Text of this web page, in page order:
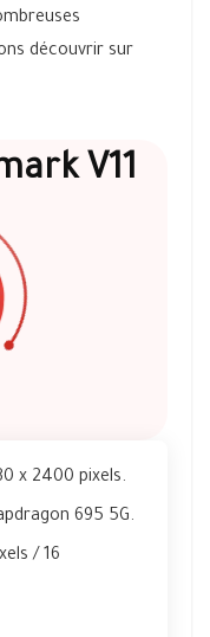
découvrir sur
V11
x 2400 pixels.
695 5G.
/ 16